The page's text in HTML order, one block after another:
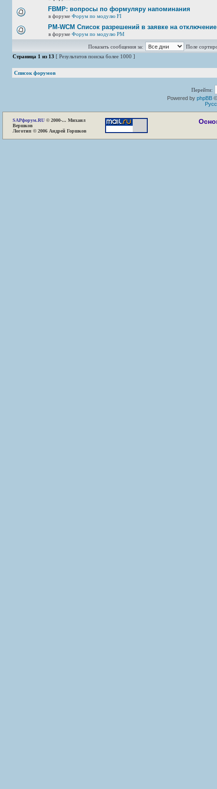
FBMP: вопросы по формуляру напоминания
в форуме Форум по модулю FI
PM-WCM Список разрешений в заявке на отключение
в форуме Форум по модулю РМ
Показать сообщения за:
Поле
Страница 1 из 13 [ Результатов поиска более 1000 ]
Список форумов
Перейти:
Powered by phpBB
SAPфорум.RU © 2000-... Михаил
Вершков
Логотип © 2006 Андрей Горшков